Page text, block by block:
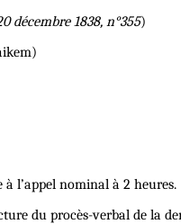
décembre 1838, n°355)
à l’appel nominal à 2 heures.
du procès-verbal de la